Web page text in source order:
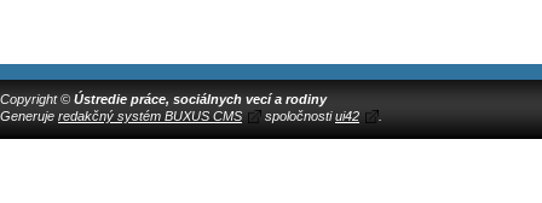
Copyright © Ústredie práce, sociálnych vecí a rodiny
Generuje redakčný systém BUXUS CMS spoločnostiui42